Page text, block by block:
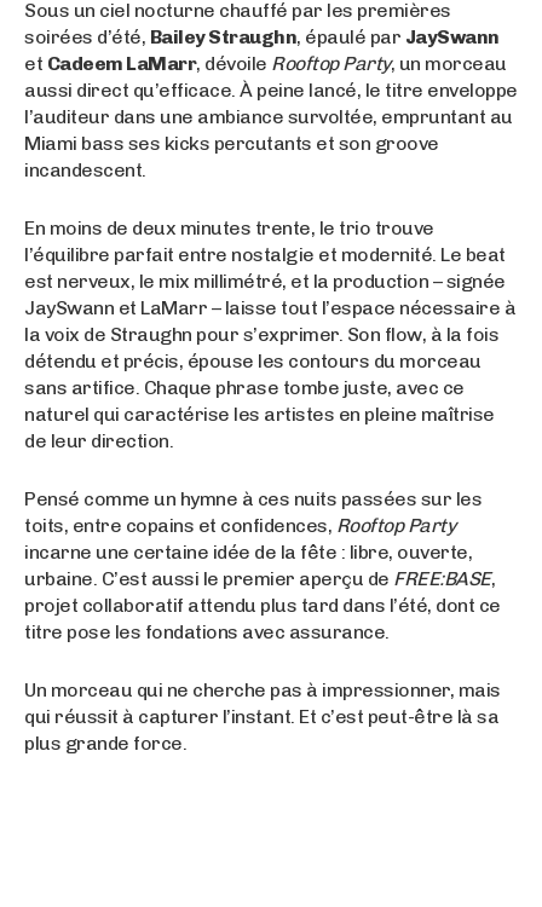
Sous un ciel nocturne chauffé par les premières
soirées d’été, Bailey Straughn, épaulé par JaySwann
et Cadeem LaMarr, dévoile Rooftop Party, un morceau
aussi direct qu’efficace. À peine lancé, le titre enveloppe
l’auditeur dans une ambiance survoltée, empruntant au
Miami bass ses kicks percutants et son groove
incandescent.
En moins de deux minutes trente, le trio trouve
l’équilibre parfait entre nostalgie et modernité. Le beat
est nerveux, le mix millimétré, et la production – signée
JaySwann et LaMarr – laisse tout l’espace nécessaire à
la voix de Straughn pour s’exprimer. Son flow, à la fois
détendu et précis, épouse les contours du morceau
sans artifice. Chaque phrase tombe juste, avec ce
naturel qui caractérise les artistes en pleine maîtrise
de leur direction.
Pensé comme un hymne à ces nuits passées sur les
toits, entre copains et confidences, Rooftop Party
incarne une certaine idée de la fête : libre, ouverte,
urbaine. C’est aussi le premier aperçu de FREE:BASE,
projet collaboratif attendu plus tard dans l’été, dont ce
titre pose les fondations avec assurance.
Un morceau qui ne cherche pas à impressionner, mais
qui réussit à capturer l’instant. Et c’est peut-être là sa
plus grande force.